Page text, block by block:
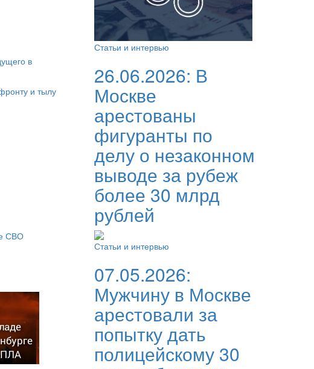
в
и тылу
СВО
Статьи и интервью
26.06.2026: В
Москве
арестованы
фигуранты по
делу о незаконном
выводе за рубеж
более 30 млрд
рублей
Статьи и интервью
07.05.2026:
Мужчину в Москве
арестовали за
попытку дать
полицейскому 30